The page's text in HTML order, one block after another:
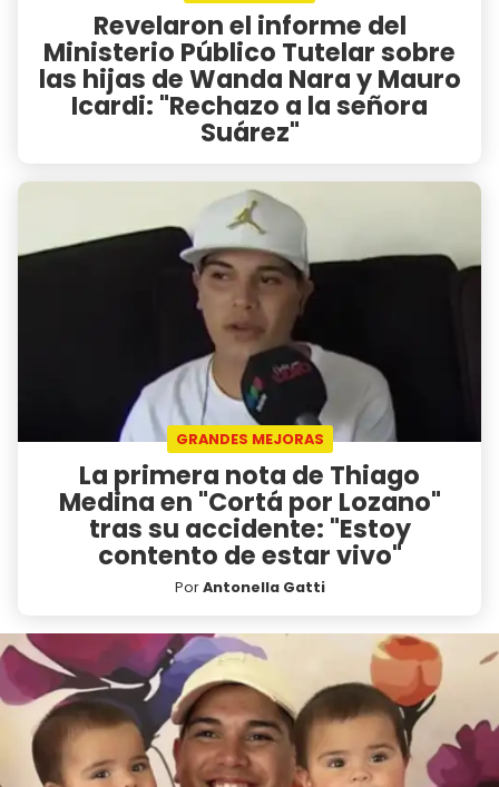
Revelaron el informe del
Ministerio Público Tutelar sobre
las hijas de Wanda Nara y Mauro
Icardi: "Rechazo a la señora
Suárez"
GRANDES MEJORAS
La primera nota de Thiago
Medina en "Cortá por Lozano"
tras su accidente: "Estoy
contento de estar vivo"
PorAntonella Gatti